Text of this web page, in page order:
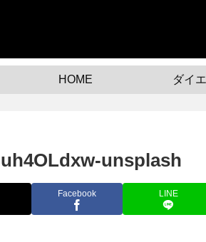
HOME ダイ
unsplash
Facebook LINE